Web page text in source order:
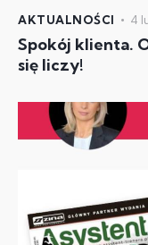
AKTUALNOŚCI 4
Spokój klienta.
się liczy!